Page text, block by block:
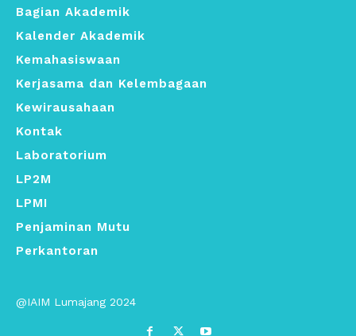
Bagian Akademik
Kalender Akademik
Kemahasiswaan
Kerjasama dan Kelembagaan
Kewirausahaan
Kontak
Laboratorium
LP2M
LPMI
Penjaminan Mutu
Perkantoran
@IAIM Lumajang 2024